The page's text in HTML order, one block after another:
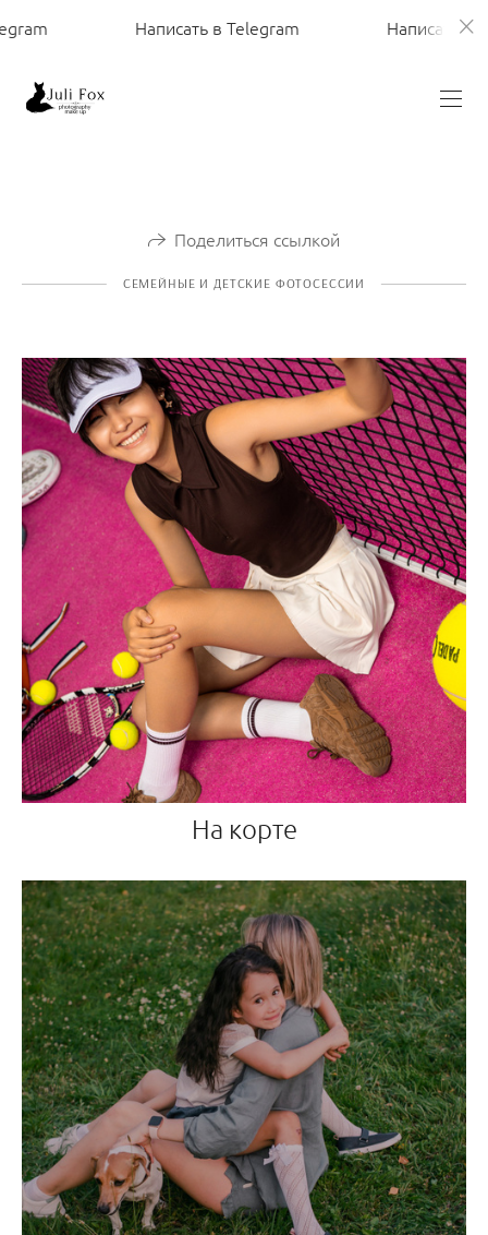
Написать в Telegram Написать в
Поделиться ссылкой
СЕМЕЙНЫЕ И ДЕТСКИЕ ФОТОСЕССИИ
На корте